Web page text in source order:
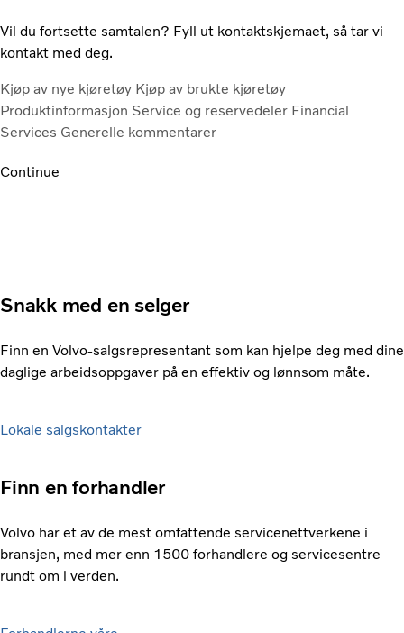
Vil du fortsette samtalen? Fyll ut kontaktskjemaet, så tar vi
kontakt med deg.
Kjøp av nye kjøretøy Kjøp av brukte kjøretøy
Produktinformasjon Service og reservedeler Financial
Services Generelle kommentarer
Continue
Snakk med en selger
Finn en Volvo-salgsrepresentant som kan hjelpe deg med dine
daglige arbeidsoppgaver på en effektiv og lønnsom måte.
Lokale salgskontakter
Finn en forhandler
Volvo har et av de mest omfattende servicenettverkene i
bransjen, med mer enn 1500 forhandlere og servicesentre
rundt om i verden.